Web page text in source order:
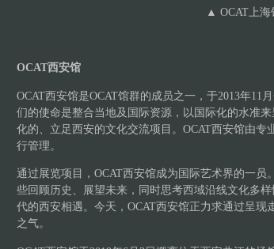
▲ OCAT上海
OCAT西安馆
OCAT西安馆是OCAT馆群的成员之一，于2013年11
们的使命是整合当地及国际资源，以国际化的水准
化的、立足西安的文化交流项目。OCAT西安馆由
行管理。
通过展览项目，OCAT西安馆成为国际艺术界的一员
些回顾历史、展望未来，同时思考西域沿线文化多
代的西安相遇。今天，OCAT西安馆正力求通过呈现
之气。